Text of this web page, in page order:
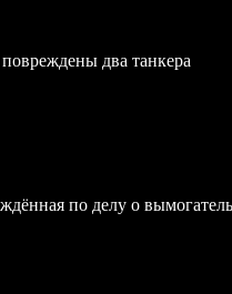
два танкера
по делу о